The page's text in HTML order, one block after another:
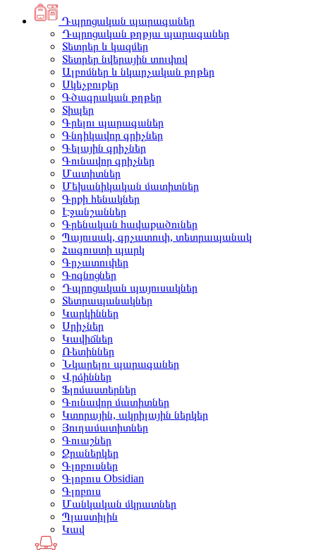
Դպրոցական պարագաներ
Դպրոցական թղթյա պարագաներ
Տետրեր և կազմեր
Տետրեր նվերային տուփով
Ալբոմներ և նկարչական թղթեր
Սկեչբուքեր
Գծագրական թղթեր
Տիպեր
Գրելու պարագաներ
Գնդիկավոր գրիչներ
Գելային գրիչներ
Գունավոր գրիչներ
Մատիտներ
Մեխանիկական մատիտներ
Գրքի հենակներ
Էջանշաններ
Գրենական հավաքածուներ
Պայուսակ, գրչատուփ, տետրապանակ
Հագուստի պարկ
Գրչատուփեր
Գոգնոցներ
Դպրոցական պայուսակներ
Տետրապանակներ
Կարկիններ
Սրիչներ
Կավիճներ
Ռետիններ
Նկարելու պարագաներ
Վրձիններ
Ֆլոմաստերներ
Գունավոր մատիտներ
Կտորային, ակրիլային ներկեր
Յուղամատիտներ
Գուաշներ
Ջրաներկեր
Գլոբուսներ
Գլոբուս Obsidian
Գլոբուս
Մանկական մկրատներ
Պլաստիլին
Կավ